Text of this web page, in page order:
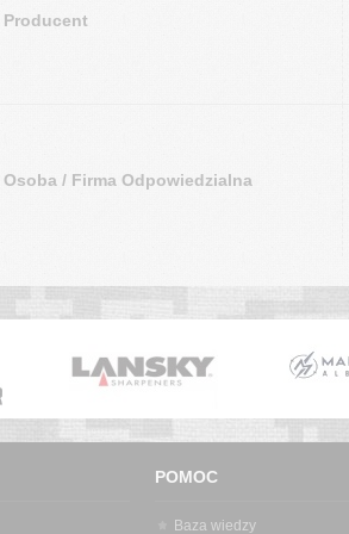
Producent
Osoba / Firma Odpowiedzialna
POMOC
Baza wiedzy